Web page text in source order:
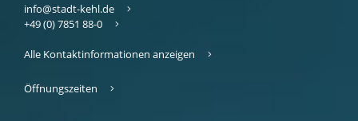
info@stadt-kehl.de
+49 (0) 7851 88-0
Alle Kontaktinformationen anzeigen
Öffnungszeiten